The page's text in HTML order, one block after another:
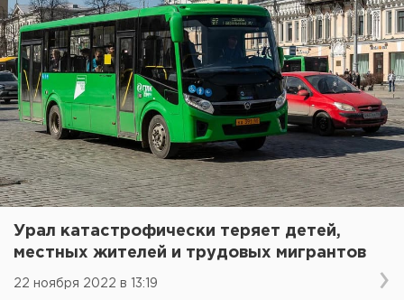
Урал катастрофически теряет детей,
местных жителей и трудовых мигрантов
22 ноября 2022 в 13:19